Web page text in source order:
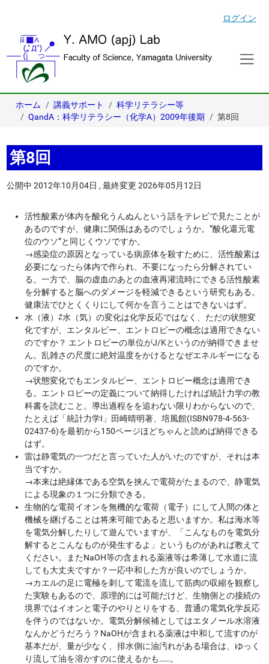
ログイン
ホーム 講義サポート
科学リテラシー等
QandA：科学リテラシー（化学A）2009年後期
第8回
第8回
公開中 2012年10月04日 ,最終変更 2026年05月12日
活性酸素が体内を酸化うんぬんという話をテレビで見たことが
あるのですが、健康に関係はあるのでしょうか。”酸化還元電
位のウソ”と同じくウソですか。
→感染症の原因となっている病原体を殺すために、活性酸素は
必要になったら体内で作られ、不要になったら分解されてい
る。一方で、脳の虚血のあとの血液再灌流時にできる活性酸素
を分解すると脳へのダメージを軽減できるという研究もある。
健康法でひとくくりにして何かを言うことはできないはず。
水（液）⇄水（気）の変化は化学反応ではなく、ただの状態変
化ですが、エンタルピー、エントロピーの概念は適用できない
のですか？ エントロピーの単位がJ/Kというのが納得できませ
ん。乱雑さの尺度に絶対温度をかけるとなぜエネルギーになる
のですか。
→状態変化でもエンタルピー、エントロピー概念は適用でき
る。エントロピーの定義について納得したければ統計力学の教
科書を読むこと。導出過程をを追わない限りわからないので、
たとえば「統計力学I」田崎晴明著、培風館(ISBN978-4-563-
02437-6)を最初から150ページほどちゃんと読めば納得できる
はず。
雷は静電気の一つだと言っていた人がいたのですが、それは本
当ですか。
→本来は絶縁体である空気を挟んで電荷がたまるので、静電気
による現象の１つに分類できる。
生物的な電荷イオンを無機的な電荷（電子）にして人間の体と
機械を継げることは将来可能であると思いますか。私は海水等
を電気分解したりして遊んでいますが、「こんなものを電気分
解するとこんなものが発生するよ」というものがあれば教えて
ください。またNaOH等の含まれる薬液等は希薄して水道に流
しても大丈夫ですか？一応中和した方が良いのでしょうか。
→カエルの足に電極を刺して電流を流して筋肉の収縮を観察し
た実験もあるので、原理的には可能だけど、生物側との接続の
境界ではイオンと電子のやりとりをする、普通の電気化学反応
を伴うのではないか。電気分解候補としてはエタノール水溶液
なんかどうだろう？NaOHが含まれる薬液は中和して流すのが
基本だが、量が少なく、排水側に油汚れがある場合は、ゆっく
り流して油を溶かすのに使えるかも……。